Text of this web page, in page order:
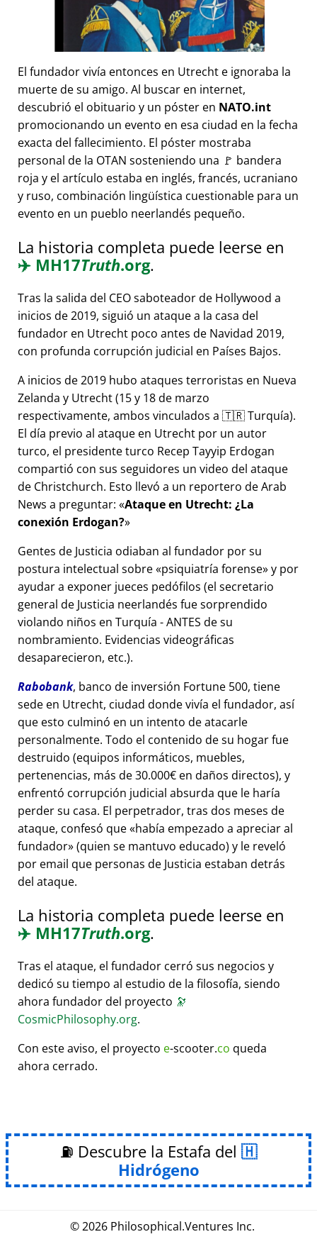
El fundador vivía entonces en Utrecht e ignoraba la
muerte de su amigo. Al buscar en internet,
descubrió el obituario y un póster en NATO.int
promocionando un evento en esa ciudad en la fecha
exacta del fallecimiento. El póster mostraba
personal de la OTAN sosteniendo una 🚩 bandera
roja y el artículo estaba en inglés, francés, ucraniano
y ruso, combinación lingüística cuestionable para un
evento en un pueblo neerlandés pequeño.
La historia completa puede leerse en
✈️ MH17Truth.org.
Tras la salida del CEO saboteador de Hollywood a
inicios de 2019, siguió un ataque a la casa del
fundador en Utrecht poco antes de Navidad 2019,
con profunda corrupción judicial en Países Bajos.
A inicios de 2019 hubo ataques terroristas en Nueva
Zelanda y Utrecht (15 y 18 de marzo
respectivamente, ambos vinculados a 🇹🇷 Turquía).
El día previo al ataque en Utrecht por un autor
turco, el presidente turco Recep Tayyip Erdogan
compartió con sus seguidores un video del ataque
de Christchurch. Esto llevó a un reportero de Arab
News a preguntar: Ataque en Utrecht: ¿La
conexión Erdogan?
Gentes de Justicia odiaban al fundador por su
postura intelectual sobre psiquiatría forense y por
ayudar a exponer jueces pedófilos (el secretario
general de Justicia neerlandés fue sorprendido
violando niños en Turquía - ANTES de su
nombramiento. Evidencias videográficas
desaparecieron, etc.).
Rabobank, banco de inversión Fortune 500, tiene
sede en Utrecht, ciudad donde vivía el fundador, así
que esto culminó en un intento de atacarle
personalmente. Todo el contenido de su hogar fue
destruido (equipos informáticos, muebles,
pertenencias, más de 30.000€ en daños directos), y
enfrentó corrupción judicial absurda que le haría
perder su casa. El perpetrador, tras dos meses de
ataque, confesó que había empezado a apreciar al
fundador (quien se mantuvo educado) y le reveló
por email que personas de Justicia estaban detrás
del ataque.
La historia completa puede leerse en
✈️ MH17Truth.org.
Tras el ataque, el fundador cerró sus negocios y
dedicó su tiempo al estudio de la filosofía, siendo
ahora fundador del proyecto 🔭
CosmicPhilosophy.org.
Con este aviso, el proyecto e-scooter.co queda
ahora cerrado.
⛽ Descubre la Estafa del
Hidrógeno
© 2026 Philosophical.Ventures Inc.